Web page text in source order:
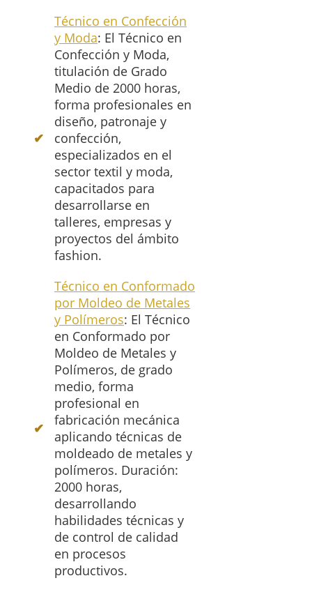
Técnico en Confección
y Moda: El Técnico en
Confección y Moda,
titulación de Grado
Medio de 2000 horas,
forma profesionales en
diseño, patronaje y
confección,
especializados en el
sector textil y moda,
capacitados para
desarrollarse en
talleres, empresas y
proyectos del ámbito
fashion.
Técnico en Conformado
por Moldeo de Metales
y Polímeros: El Técnico
en Conformado por
Moldeo de Metales y
Polímeros, de grado
medio, forma
profesional en
fabricación mecánica
aplicando técnicas de
moldeado de metales y
polímeros. Duración:
2000 horas,
desarrollando
habilidades técnicas y
de control de calidad
en procesos
productivos.